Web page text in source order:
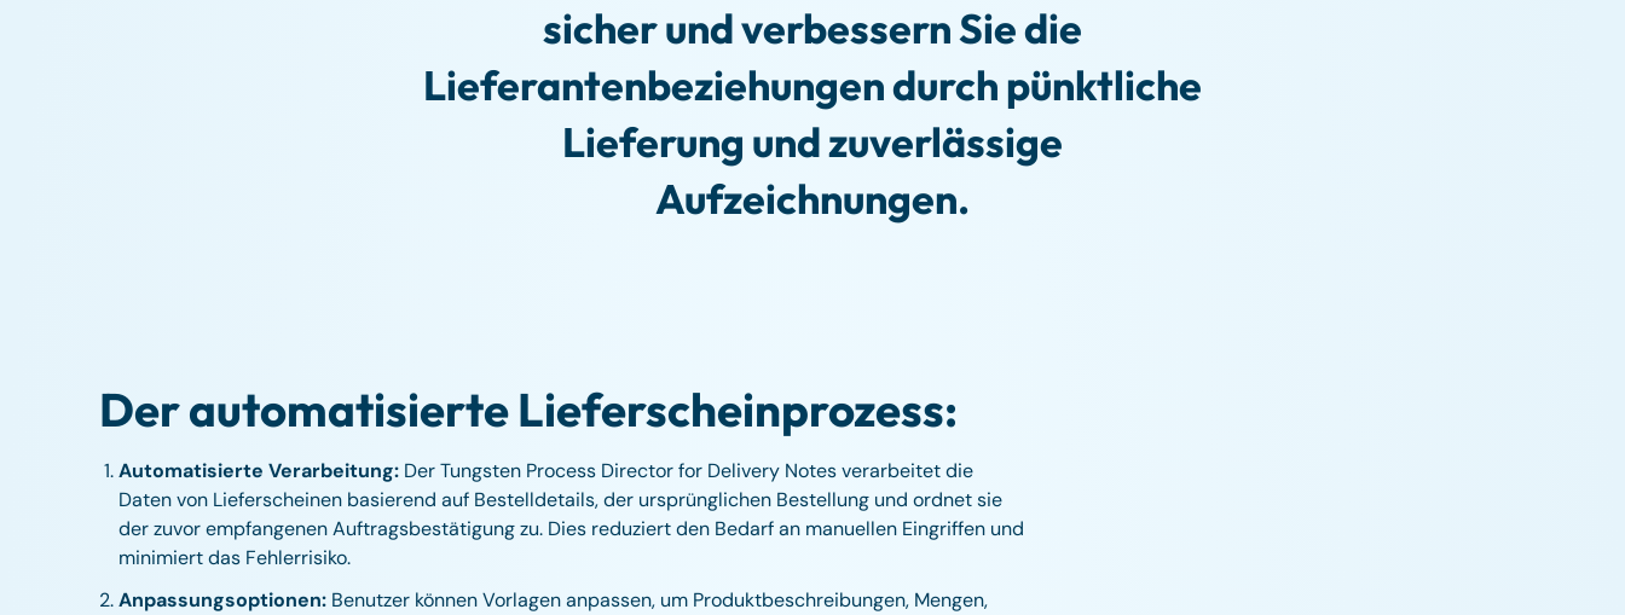
sicher und verbessern Sie die
Lieferantenbeziehungen durch pünktliche
Lieferung und zuverlässige
Aufzeichnungen.
Der automatisierte Lieferscheinprozess:
Automatisierte Verarbeitung: Der Tungsten Process Director for Delivery Notes verarbeitet die
Daten von Lieferscheinen basierend auf Bestelldetails, der ursprünglichen Bestellung und ordnet sie
der zuvor empfangenen Auftragsbestätigung zu. Dies reduziert den Bedarf an manuellen Eingriffen und
minimiert das Fehlerrisiko.
Anpassungsoptionen: Benutzer können Vorlagen anpassen, um Produktbeschreibungen, Mengen,